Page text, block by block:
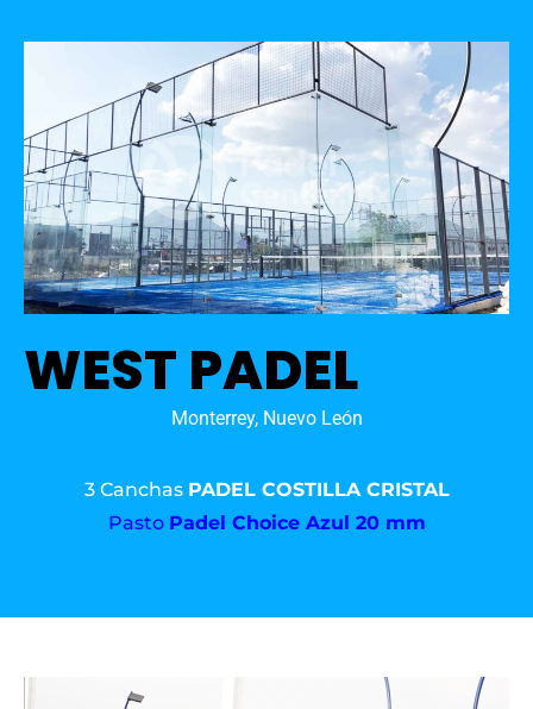
WEST PADEL
Monterrey, Nuevo León
3 Canchas PADEL COSTILLA CRISTAL
Pasto Padel Choice Azul 20 mm